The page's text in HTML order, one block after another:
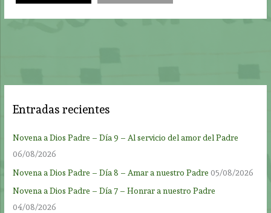
Entradas recientes
Novena a Dios Padre – Día 9 – Al servicio del amor del Padre
06/08/2026
Novena a Dios Padre – Día 8 – Amar a nuestro Padre 05/08/2026
Novena a Dios Padre – Día 7 – Honrar a nuestro Padre
04/08/2026